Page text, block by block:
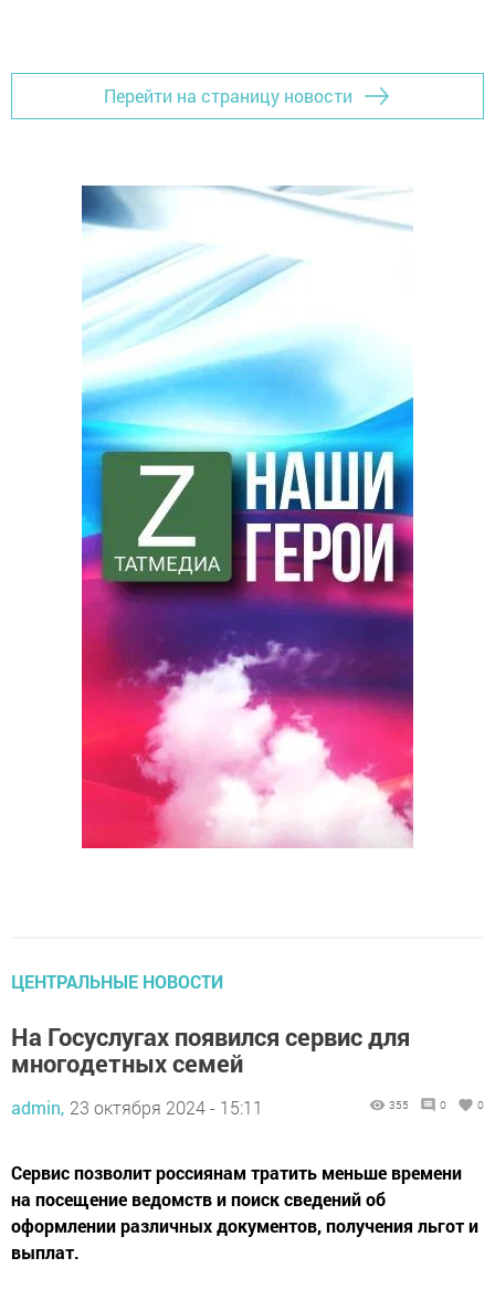
Перейти на страницу новости
ЦЕНТРАЛЬНЫЕ НОВОСТИ
На Госуслугах появился сервис для
многодетных семей
admin, 23 октября 2024 - 15:11 355 0 0
Cервис позволит россиянам тратить меньше времени
на посещение ведомств и поиск сведений об
оформлении различных документов, получения льгот и
выплат.